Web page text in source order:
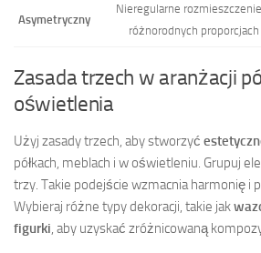
Asymetryczny
Nieregularne
różnorodnych proporcjach
Zasada trzech w aranżacji
oświetlenia
Użyj zasady trzech, aby stworzyć
półkach, meblach i w oświetleniu. Grupuj
trzy. Takie podejście wzmacnia harmonię i
Wybieraj różne typy dekoracji, takie jak
figurki, aby uzyskać zróżnicowaną